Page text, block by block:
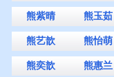
熊紫晴 熊玉茹
熊艺歆 熊怡萌
熊奕歆 熊惠兰